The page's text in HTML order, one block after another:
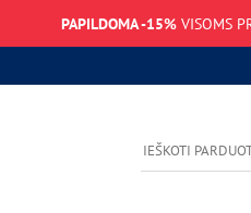
PAPILDOMA -15% VISOMS